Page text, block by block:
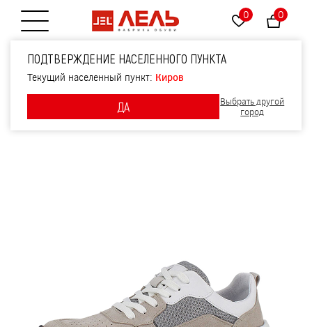
Открытие меню 0 0
ПОДТВЕРЖДЕНИЕ НАСЕЛЕННОГО ПУНКТА
Текущий населенный пункт: Киров
ДА
Выбрать другой
город
Полуботинки, артикул
2387, цвет песочный